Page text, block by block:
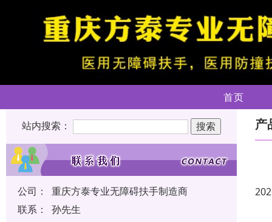
首页
站内搜索：
公司：
重庆方泰专业无障碍扶手制造商
联系：
孙先生
产